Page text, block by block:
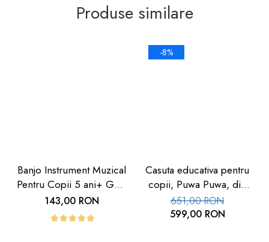
Produse similare
Banjo Instrument Muzical
Pentru Copii 5 ani+ Goki
| Carboysafety
143,00 RON
-8%
Casuta educativa pentru
copii, Puwa Puwa, din
spuma
651,00 RON
599,00 RON